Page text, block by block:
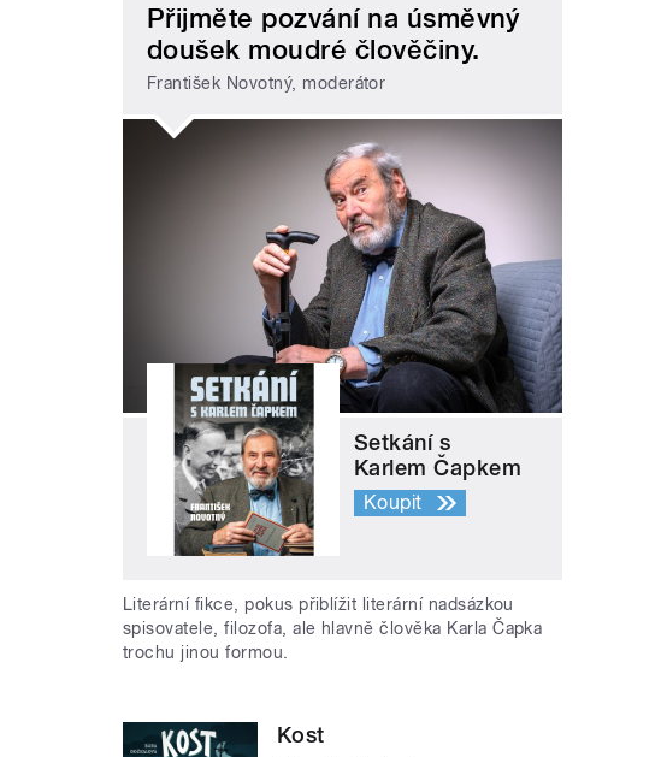
Přijměte pozvání na úsměvný
doušek moudré člověčiny.
František Novotný, moderátor
Setkání s
Karlem Čapkem
Koupit
Literární fikce, pokus přiblížit literární nadsázkou
spisovatele, filozofa, ale hlavně člověka Karla Čapka
trochu jinou formou.
Kost